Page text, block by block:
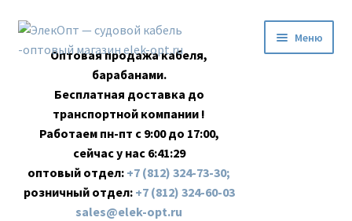
Перейти
к
Перейти
к
содержимому
Оптовая продажа кабеля,
барабанами.
Бесплатная доставка до
транспортной компании !
Работаем пн-пт с 9:00 до 17:00,
сейчас у нас 6:41:30
оптовый отдел: +7 (812) 324-73-30;
розничный отдел: +7 (812) 324-60-03
sales@elek-opt.ru
Меню